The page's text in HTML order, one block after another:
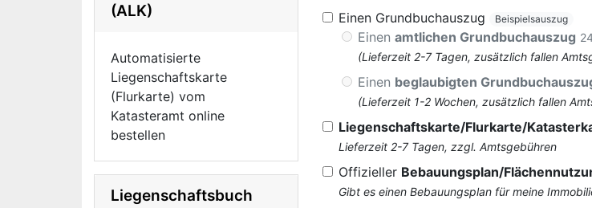
(ALK)
Automatisierte
Liegenschaftskarte
(Flurkarte) vom
Katasteramt online
bestellen
Liegenschaftsbuch
Einen Grundbuchauszug Beispielsauszug
Einen amtlichen Grundbuchauszug
(Lieferzeit 2-7 Tagen, zusätzlich fallen
Einen beglaubigten
(Lieferzeit 1-2 Wochen, zusätzlich fallen
Liegenschaftskarte/Flurkarte/
Lieferzeit 2-7 Tagen, zzgl. Amtsgebühren
Offizieller Bebauungsplan/
Gibt es einen Bebauungsplan für meine